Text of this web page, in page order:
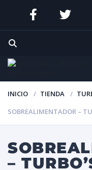
INICIO TIENDA
SOBREALIMENTADOR –
–